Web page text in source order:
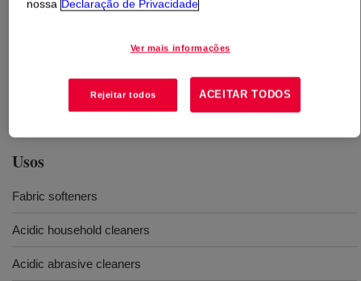
money. ACUSOL™ 880 Rheology Modifier/Stabilizer is
household and industrial cleaning products, including
cleaner/brightener, rust remover and hydrogen peroxide
Usos
Fabric softeners
Acidic household cleaners
Acidic abrasive cleaners
nossa Declaração de Privacidade
Ver mais informações
Rejeitar todos ACEITAR TODOS